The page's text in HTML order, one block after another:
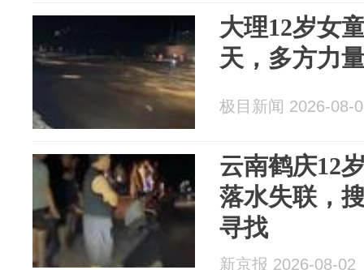
大理12岁女
天，多方力
极目新闻 2026-08-
云南鹤庆12
落水失联，
寻找
新京报 2026-08-02